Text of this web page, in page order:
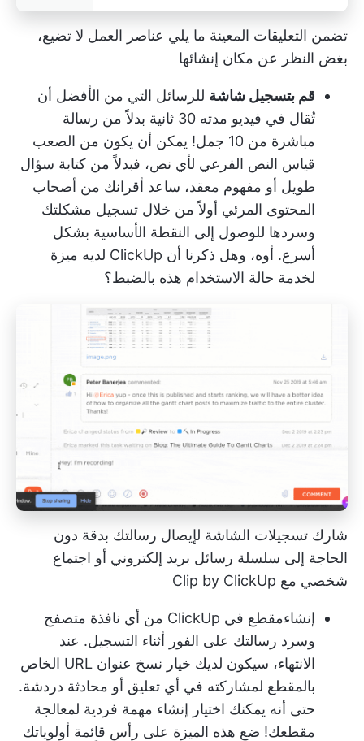
تضمن التعليقات المعينة ما يلي عناصر العمل لا تضيع،
بغض النظر عن مكان إنشائها
قم بتسجيل شاشة للرسائل التي من الأفضل أن
تُقال في فيديو مدته 30 ثانية بدلاً من رسالة
مباشرة من 10 جمل! يمكن أن يكون من الصعب
قياس النص الفرعي لأي نص، فبدلاً من كتابة سؤال
طويل أو مفهوم معقد، ساعد أقرانك من أصحاب
المحتوى المرئي أولاً من خلال تسجيل مشكلتك
وسردها للوصول إلى النقطة الأساسية بشكل
أسرع. أوه، وهل ذكرنا أن ClickUp لديه ميزة
لخدمة حالة الاستخدام هذه بالضبط؟
شارك تسجيلات الشاشة لإيصال رسالتك بدقة دون
الحاجة إلى سلسلة رسائل بريد إلكتروني أو اجتماع
شخصي مع Clip by ClickUp
إنشاءمقطع في ClickUp
من أي نافذة متصفح
وسرد رسالتك على الفور أثناء التسجيل. عند
الانتهاء، سيكون لديك خيار نسخ عنوان URL الخاص
بالمقطع لمشاركته في أي تعليق أو محادثة دردشة.
حتى أنه يمكنك اختيار إنشاء مهمة فردية لمعالجة
مقطعك! ضع هذه الميزة على رأس قائمة أولوياتك